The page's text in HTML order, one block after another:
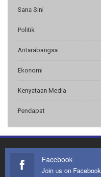
Sana Sini
Politik
Antarabangsa
Ekonomi
Kenyataan Media
Pendapat
Facebook
Join us on Facebook